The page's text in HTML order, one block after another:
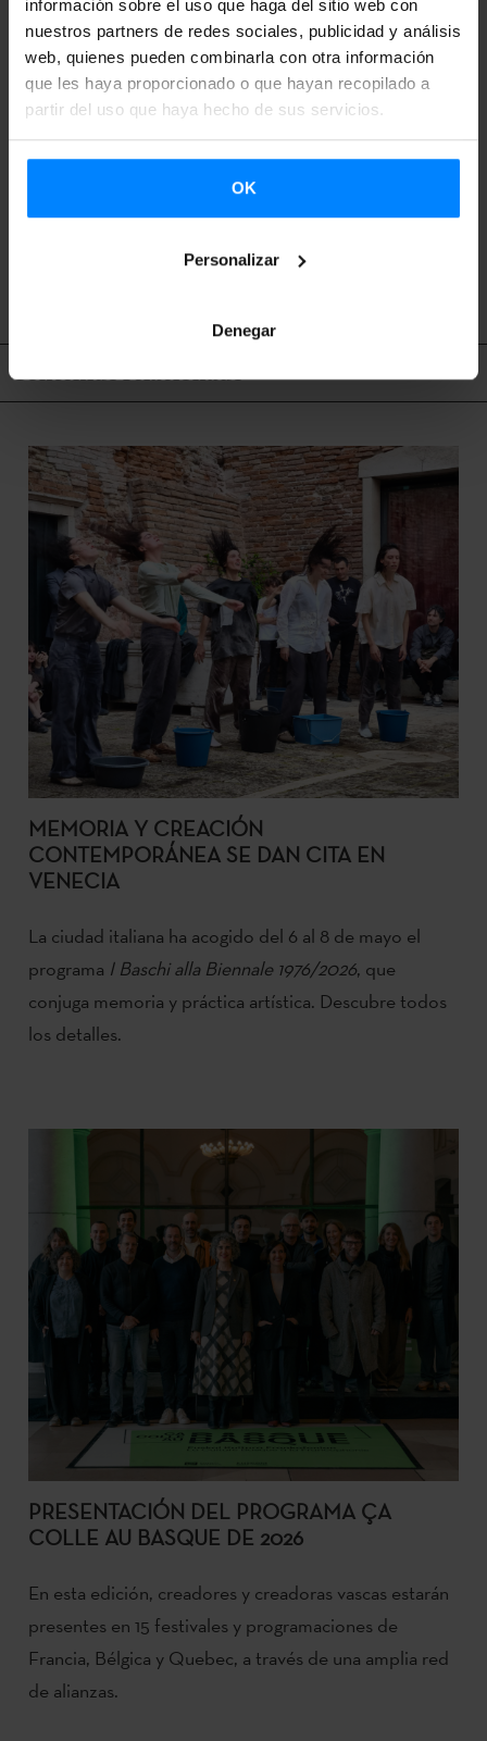
información sobre el uso que haga del sitio web con
nuestros partners de redes sociales, publicidad y análisis
web, quienes pueden combinarla con otra información
que les haya proporcionado o que hayan recopilado a
partir del uso que haya hecho de sus servicios.
OK
Personalizar
Denegar
vascas.
Gestionado por Etxepare Euskal Institutua, facilita
colaboraciones internacionales, promueve la distribución e
informa al mundo de las últimas novedades en las artes
escénicas vascas.
Contenido relacionado
MEMORIA Y CREACIÓN
CONTEMPORÁNEA SE DAN CITA EN
VENECIA
La ciudad italiana ha acogido del 6 al 8 de mayo el
programa I Baschi alla Biennale 1976/2026, que
conjuga memoria y práctica artística. Descubre todos
los detalles.
PRESENTACIÓN DEL PROGRAMA ÇA
COLLE AU BASQUE DE 2026
En esta edición, creadores y creadoras vascas estarán
presentes en 15 festivales y programaciones de
Francia, Bélgica y Quebec, a través de una amplia red
de alianzas.